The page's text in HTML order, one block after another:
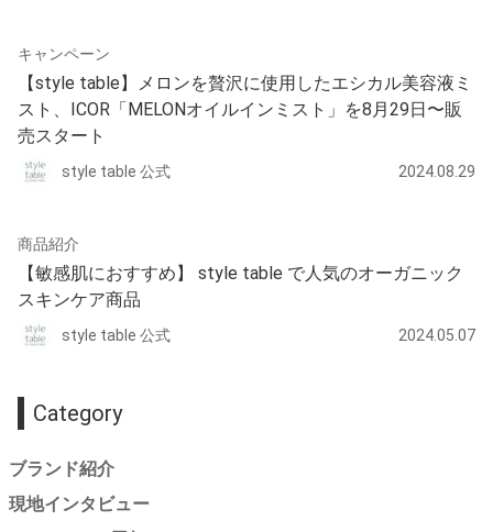
キャンペーン
【style table】メロンを贅沢に使用したエシカル美容液ミ
スト、ICOR「MELONオイルインミスト」を8月29日〜販
売スタート
style table 公式 2024.08.29
商品紹介
【敏感肌におすすめ】 style table で人気のオーガニック
スキンケア商品
style table 公式 2024.05.07
Category
ブランド紹介
現地インタビュー